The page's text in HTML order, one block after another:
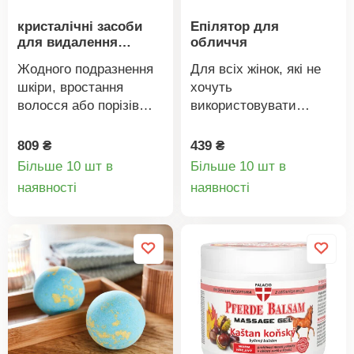
кристалічні засоби
для видалення
Жодного подразнення
шкіри, вростання
волосся або порізів
"Кристал" видаляє
небажане волосся
по шкірі — ніжно, як
дбайливо навіть для
чутливої шкіри.
Вироблено за
перевіреною
технологією з нано-
скла, засіб для
видалення волосся з
809 ₴
Більше 10 шт в
наявності
Епілятор для
обличчя
Для всіх жінок, які не
хочуть
використовувати
на обличчі! Цей
вишуканий епілятор з
пружинами ретельно,
небажаного волосся.
439 ₴
Більше 10 шт в
наявності